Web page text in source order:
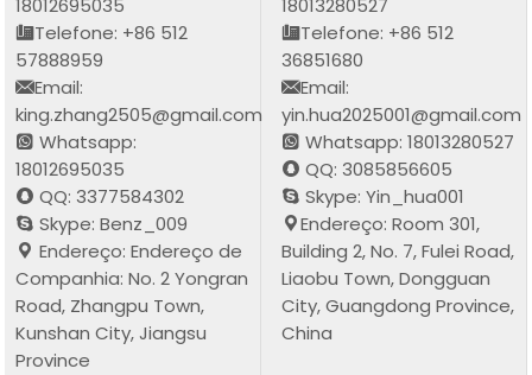
18012695035
Telefone: +86 512
57888959
Email:
king.zhang2505@gmail.com
Whatsapp:
18012695035
QQ: 3377584302
Skype: Benz_009
Endereço: Endereço de
Companhia: No. 2 Yongran
Road, Zhangpu Town,
Kunshan City, Jiangsu
Province
18013280527
Telefone: +86 512
36851680
Email:
yin.hua2025001@gmail.com
Whatsapp: 18013280527
QQ: 3085856605
Skype: Yin_hua001
Endereço: Room 301,
Building 2, No. 7, Fulei Road,
Liaobu Town, Dongguan
City, Guangdong Province,
China